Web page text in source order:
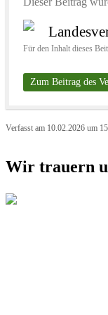
Für den Inhalt dieses
Zum Beitrag des
Verfasst am 10.02.2026 um
Wir trauern